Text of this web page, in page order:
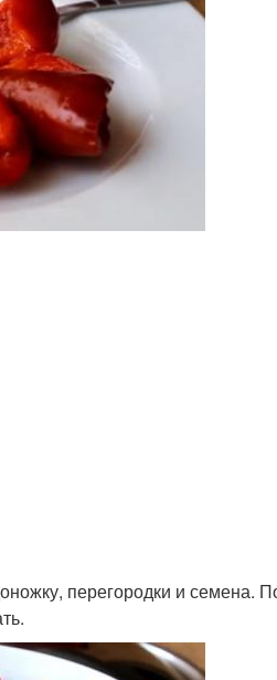
перегородки и семена.